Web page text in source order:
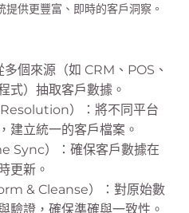
供更豐富、即時的客戶洞察。
個來源（如 CRM、POS、
式）抽取客戶數據。
）：將不同平台
建立統一的客戶檔案。
Sync）：確保客戶數據在
更新。
& Cleanse）：對原始數
驗證，確保準確與一致性。